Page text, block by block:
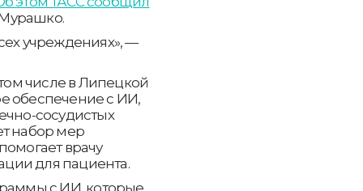
учреждениях», —
числе в Липецкой
обеспечение с ИИ,
сосудистых
набор мер
врачу
для пациента.
с ИИ, которые